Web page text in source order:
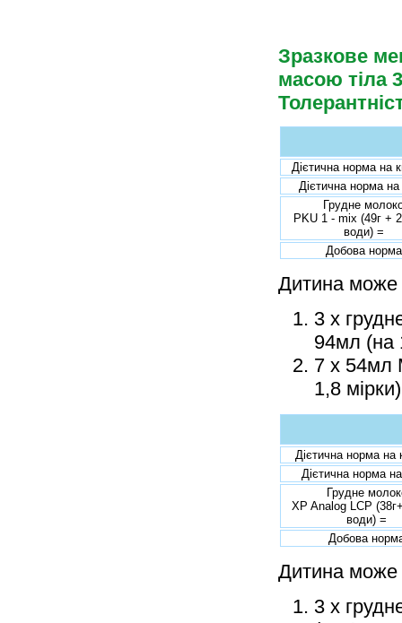
Зразкове
масою тіла
Дієтична норма на
Дієтична норма
Грудне
PKU 1 - mix (49г +
води) =
Добова норма
Дитина може
3 x
94мл (на
7 x 54мл
1,8
Дієтична норма на
Дієтична норма
Грудне
XP Analog LCP
води) =
Добова
Дитина може
3 x